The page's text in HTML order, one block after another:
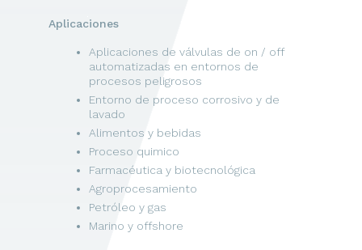
Aplicaciones
Aplicaciones de válvulas de on / off
automatizadas en entornos de
procesos peligrosos
Entorno de proceso corrosivo y de
lavado
Alimentos y bebidas
Proceso quimico
Farmacéutica y biotecnológica
Agroprocesamiento
Petróleo y gas
Marino y offshore